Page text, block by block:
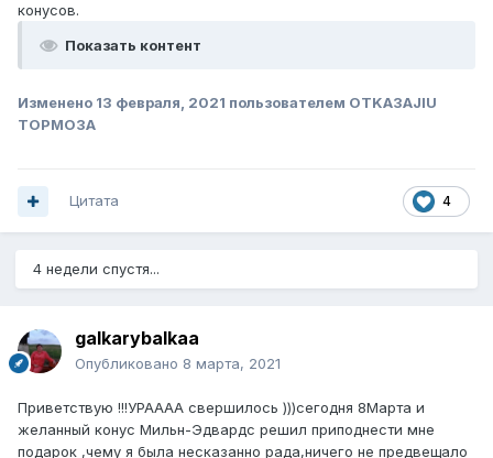
конусов.
Показать контент
Изменено 13 февраля, 2021 пользователем OTKA3AJIU
TOPMO3A
4
Цитата
4 недели спустя...
galkarybalkaa
Опубликовано 8 марта, 2021
Приветствую !!!УРАААА свершилось )))сегодня 8Марта и
желанный конус Мильн-Эдвардс решил приподнести мне
подарок ,чему я была несказанно рада,ничего не предвещало